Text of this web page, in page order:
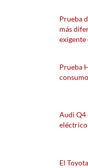
Prueba
más
exigente
Prueba
Audi Q4
El